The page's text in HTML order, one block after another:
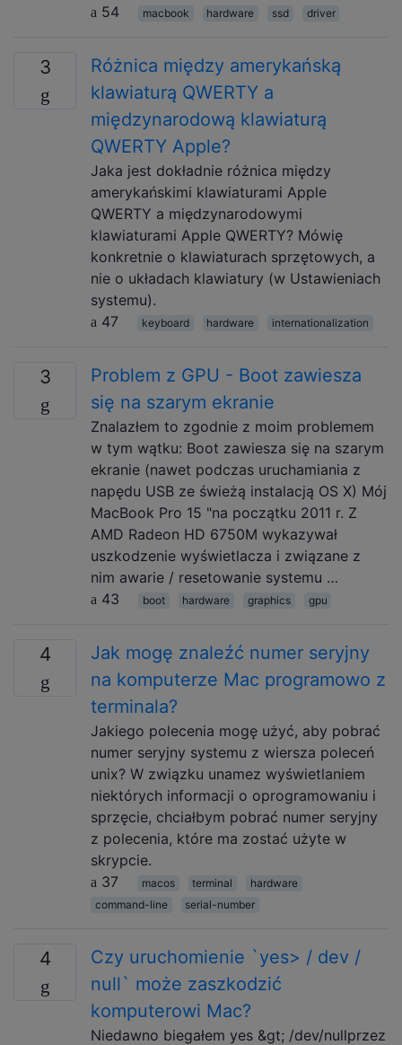
54
macbook hardware ssd driver
3
Różnica między amerykańską
klawiaturą QWERTY a
międzynarodową klawiaturą
QWERTY Apple?
Jaka jest dokładnie różnica między
amerykańskimi klawiaturami Apple
QWERTY a międzynarodowymi
klawiaturami Apple QWERTY? Mówię
konkretnie o klawiaturach sprzętowych, a
nie o układach klawiatury (w Ustawieniach
systemu).
47
keyboard hardware internationalization
3
Problem z GPU - Boot zawiesza
się na szarym ekranie
Znalazłem to zgodnie z moim problemem
w tym wątku: Boot zawiesza się na szarym
ekranie (nawet podczas uruchamiania z
napędu USB ze świeżą instalacją OS X) Mój
MacBook Pro 15 "na początku 2011 r. Z
AMD Radeon HD 6750M wykazywał
uszkodzenie wyświetlacza i związane z
nim awarie / resetowanie systemu …
43
boot hardware graphics gpu
4
Jak mogę znaleźć numer seryjny
na komputerze Mac programowo z
terminala?
Jakiego polecenia mogę użyć, aby pobrać
numer seryjny systemu z wiersza poleceń
unix? W związku unamez wyświetlaniem
niektórych informacji o oprogramowaniu i
sprzęcie, chciałbym pobrać numer seryjny
z polecenia, które ma zostać użyte w
skrypcie.
37
macos terminal
hardware
command-line
serial-number
4
Czy uruchomienie `yes> / dev /
null` może zaszkodzić
komputerowi Mac?
Niedawno biegałem yes &gt; /dev/nullprzez